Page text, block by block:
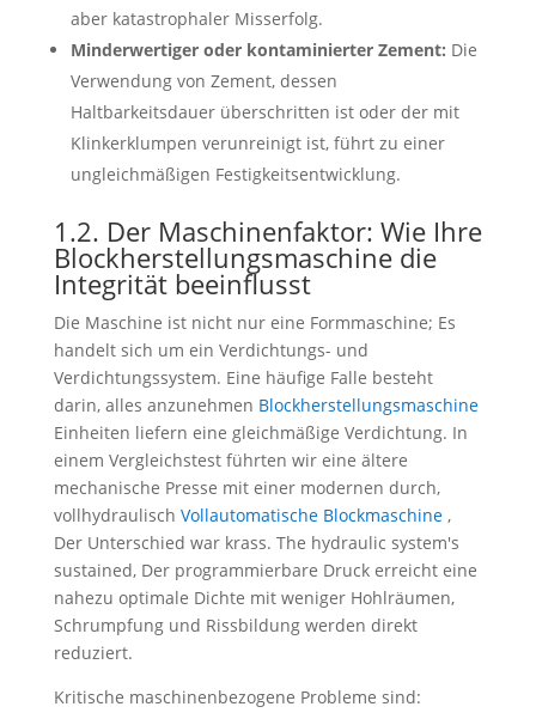
aber katastrophaler Misserfolg.
Minderwertiger oder kontaminierter Zement: Die
Verwendung von Zement, dessen
Haltbarkeitsdauer überschritten ist oder der mit
Klinkerklumpen verunreinigt ist, führt zu einer
ungleichmäßigen Festigkeitsentwicklung.
1.2. Der Maschinenfaktor: Wie Ihre
Blockherstellungsmaschine die
Integrität beeinflusst
Die Maschine ist nicht nur eine Formmaschine; Es
handelt sich um ein Verdichtungs- und
Verdichtungssystem. Eine häufige Falle besteht
darin, alles anzunehmen Blockherstellungsmaschine
Einheiten liefern eine gleichmäßige Verdichtung. In
einem Vergleichstest führten wir eine ältere
mechanische Presse mit einer modernen durch,
vollhydraulisch Vollautomatische Blockmaschine ,
Der Unterschied war krass. The hydraulic system's
sustained, Der programmierbare Druck erreicht eine
nahezu optimale Dichte mit weniger Hohlräumen,
Schrumpfung und Rissbildung werden direkt
reduziert.
Kritische maschinenbezogene Probleme sind: